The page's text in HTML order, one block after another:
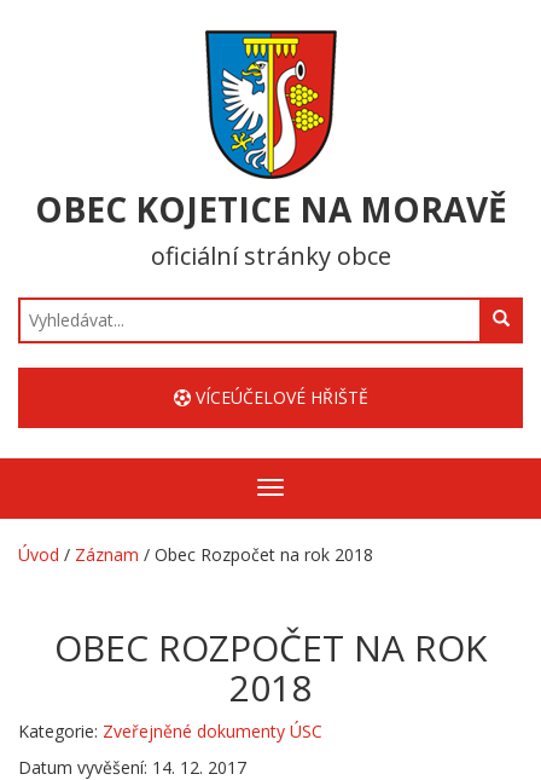
OBEC KOJETICE NA MORAVĚ
oficiální stránky obce
Hledat
VÍCEÚČELOVÉ HŘIŠTĚ
Zobrazit/skrýt
navigaci
Úvod / Záznam / Obec Rozpočet na rok 2018
OBEC ROZPOČET NA ROK
2018
Kategorie: Zveřejněné dokumenty ÚSC
Datum vyvěšení: 14. 12. 2017